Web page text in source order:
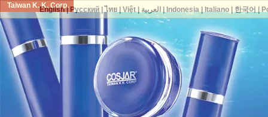
Taiwan K. K. Corp.
English| Русский| ไทย| Việt| العربية Indonesia| Italiano| 한국어